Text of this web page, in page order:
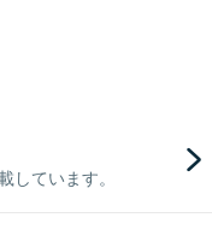
ています。